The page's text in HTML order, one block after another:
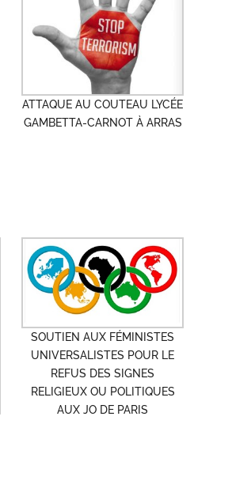
ATTAQUE AU COUTEAU LYCÉE
GAMBETTA-CARNOT À ARRAS
SOUTIEN AUX FÉMINISTES
UNIVERSALISTES POUR LE
REFUS DES SIGNES
RELIGIEUX OU POLITIQUES
AUX JO DE PARIS